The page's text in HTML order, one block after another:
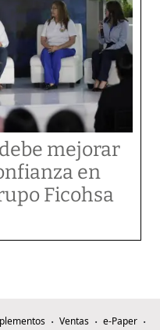
mejorar
en
Ficohsa
Ventas
e-Paper